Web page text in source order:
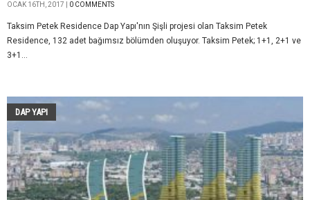
OCAK 16TH, 2017 | 0 COMMENTS
Taksim Petek Residence Dap Yapı'nın Şişli projesi olan Taksim Petek
Residence, 132 adet bağımsız bölümden oluşuyor. Taksim Petek; 1+1, 2+1 ve
3+1...
DAP YAPI